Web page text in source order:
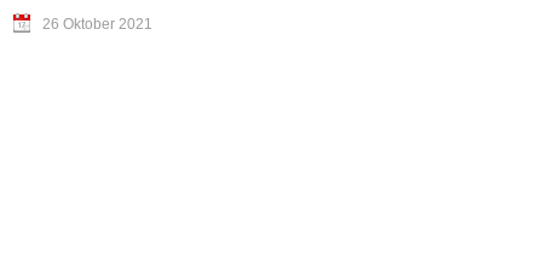
26 Oktober 2021